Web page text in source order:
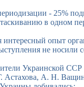
- 25%
в одном
опыт
не носили
Украинской
А. Н.